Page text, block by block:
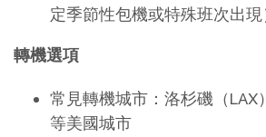
定季節性包機或特殊班次出現
轉機選項
常見轉機城市：洛杉磯（LAX
等美國城市